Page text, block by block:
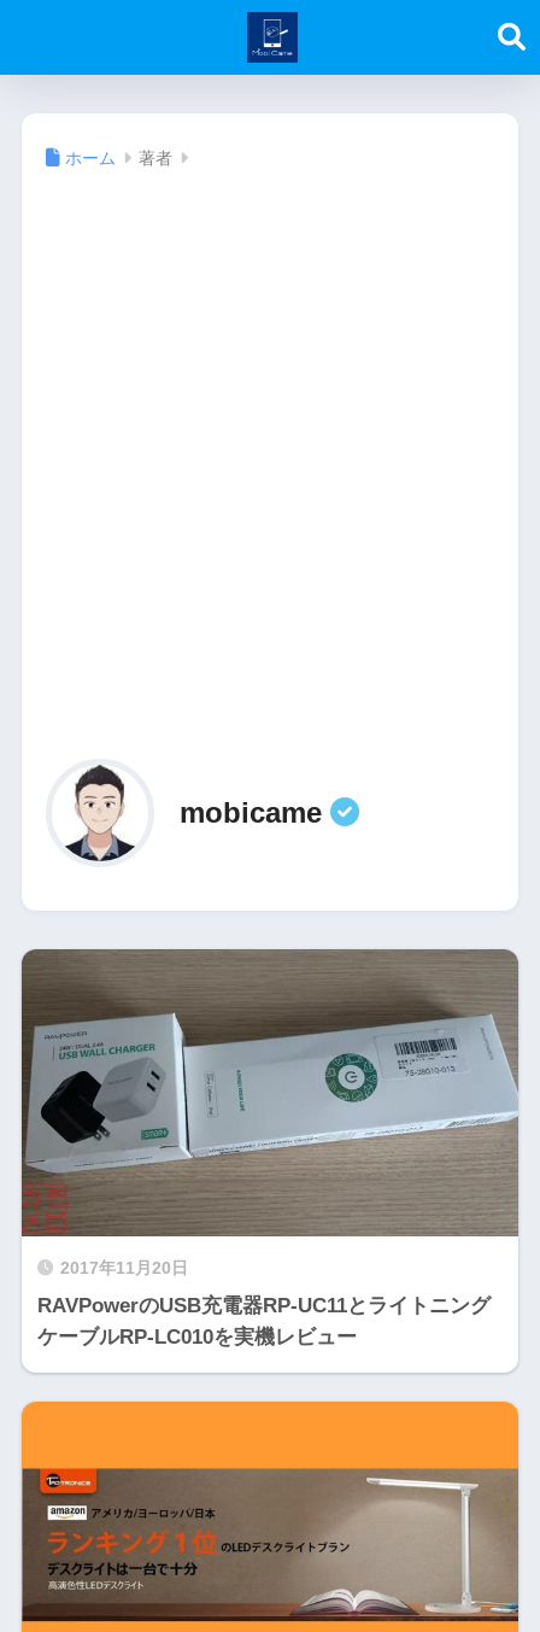
ホーム 著者
mobicame
2017年11月20日
RAVPowerのUSB充電器RP-UC11とライトニング
ケーブルRP-LC010を実機レビュー